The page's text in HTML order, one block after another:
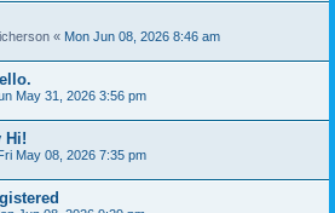
« Mon Jun 08, 2026 8:46 am
May 31, 2026 3:56 pm
Hi!
May 08, 2026 7:35 pm